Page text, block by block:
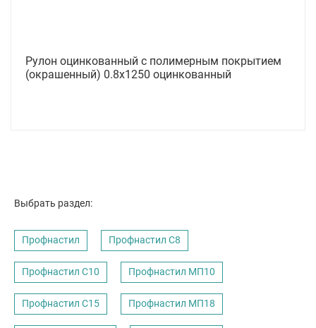
Рулон оцинкованный с полимерным покрытием
(окрашенный) 0.8x1250 оцинкованный
Выбрать раздел:
Профнастил Профнастил C8
Профнастил С10 Профнастил МП10
Профнастил С15 Профнастил МП18